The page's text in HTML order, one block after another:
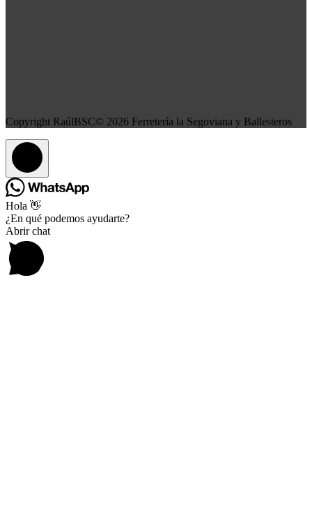
Copyright RaúlBSC© 2026 Ferretería la Segoviana y Ballesteros
Hola 👋
¿En qué podemos ayudarte?
Abrir chat